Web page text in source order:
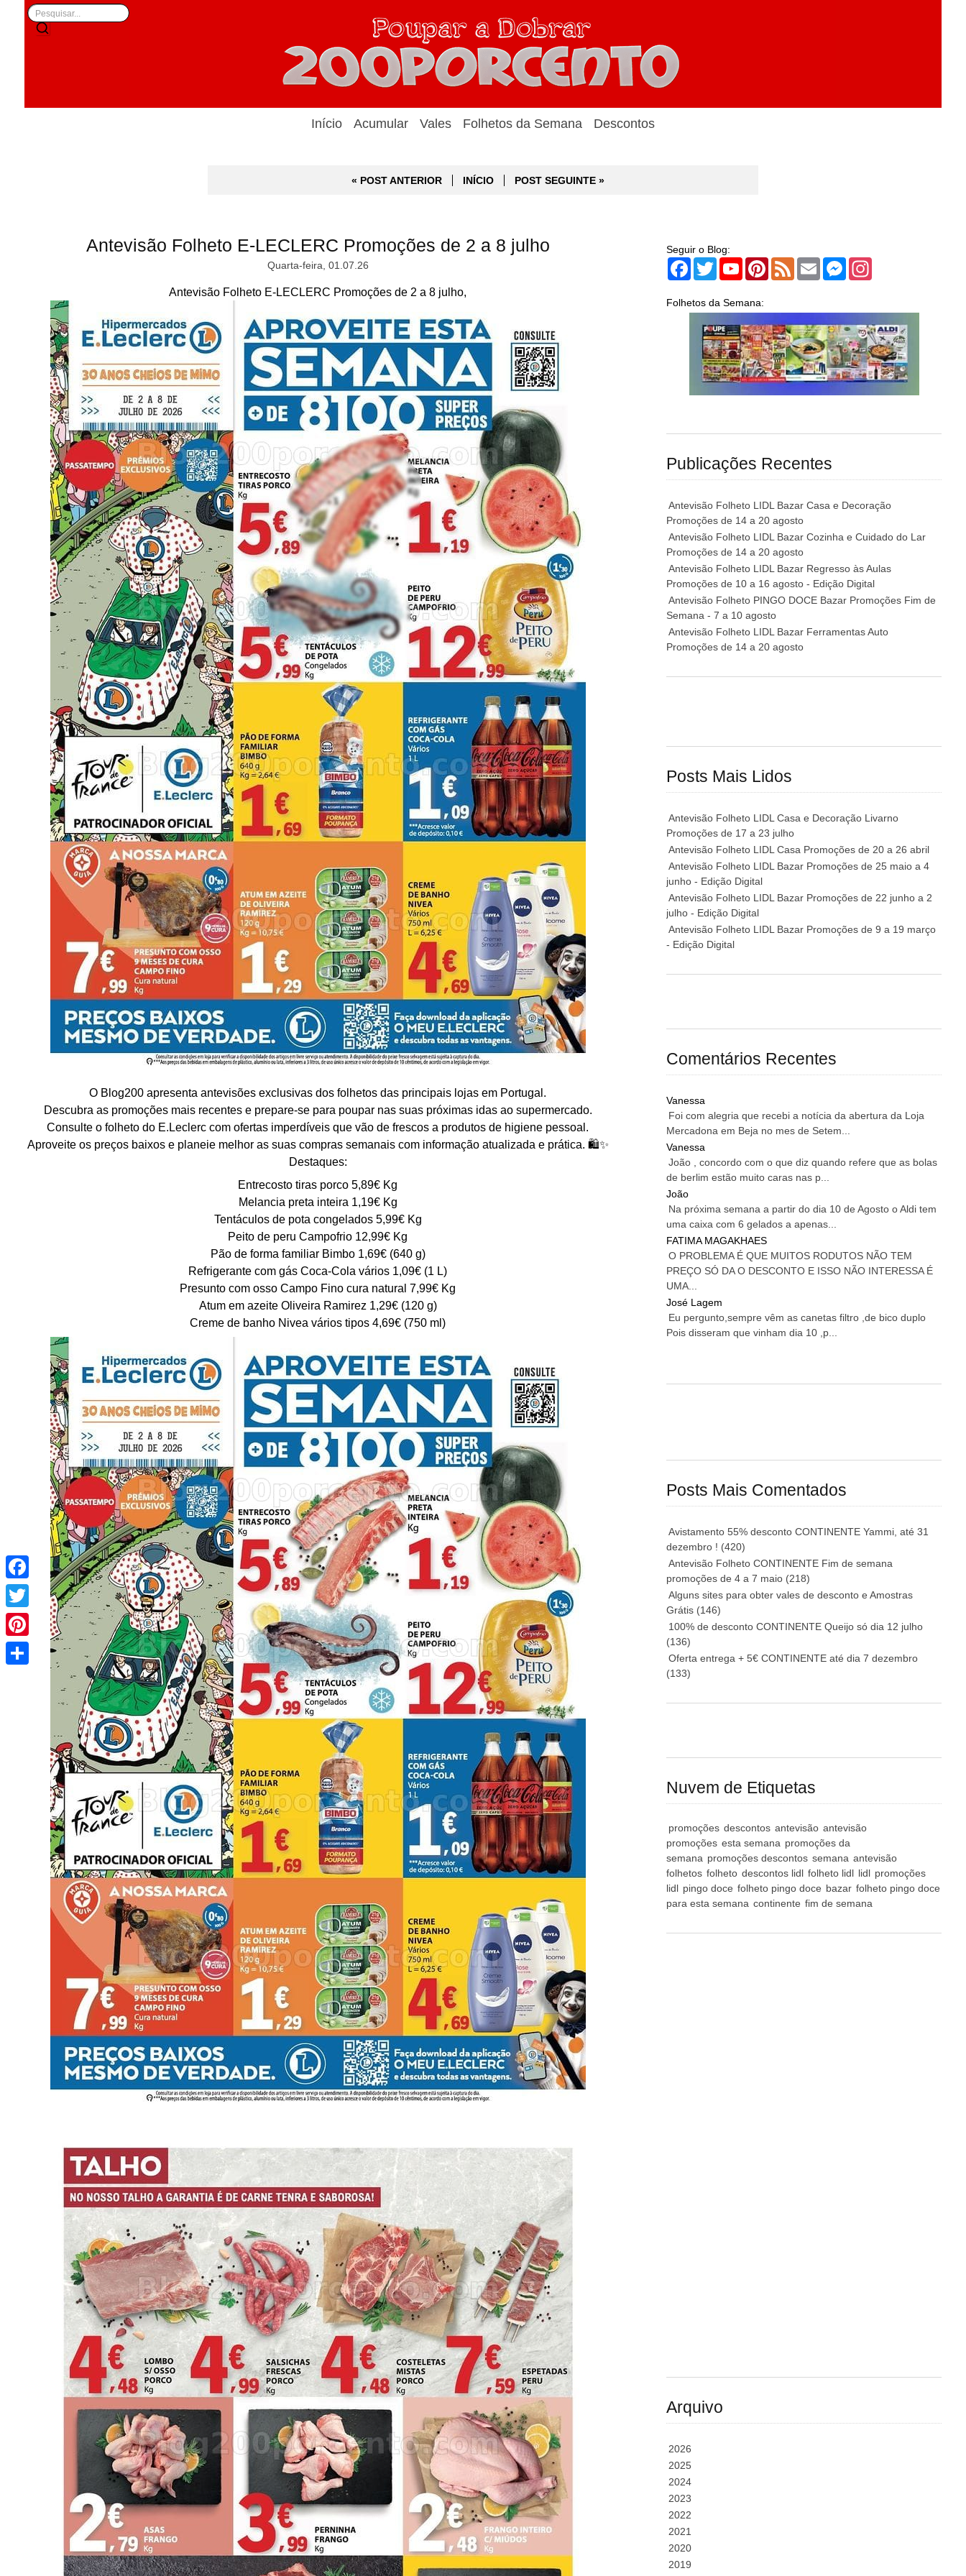
Início Acumular Vales Folhetos da Semana Descontos
« POST ANTERIOR INÍCIO POST SEGUINTE »
Antevisão Folheto E-LECLERC Promoções de 2 a 8 julho
Quarta-feira, 01.07.26
Antevisão Folheto E-LECLERC Promoções de 2 a 8 julho,
O Blog200 apresenta antevisões exclusivas dos folhetos das principais lojas em Portugal.
Descubra as promoções mais recentes e prepare-se para poupar nas suas próximas idas ao supermercado.
Consulte o folheto do E.Leclerc com ofertas imperdíveis que vão de frescos a produtos de higiene pessoal.
Aproveite os preços baixos e planeie melhor as suas compras semanais com informação atualizada e prática. 🛍️✨
Destaques:
Entrecosto tiras porco 5,89€ Kg
Melancia preta inteira 1,19€ Kg
Tentáculos de pota congelados 5,99€ Kg
Peito de peru Campofrio 12,99€ Kg
Pão de forma familiar Bimbo 1,69€ (640 g)
Refrigerante com gás Coca-Cola vários 1,09€ (1 L)
Presunto com osso Campo Fino cura natural 7,99€ Kg
Atum em azeite Oliveira Ramirez 1,29€ (120 g)
Creme de banho Nivea vários tipos 4,69€ (750 ml)
Seguir o Blog:
Facebook
TwitterYouTubePinterest
Feed Email Messenger
Folhetos da Semana:
Publicações Recentes
Antevisão Folheto LIDL Bazar Casa e Decoração
Promoções de 14 a 20 agosto
Antevisão Folheto LIDL Bazar Cozinha e Cuidado do Lar
Promoções de 14 a 20 agosto
Antevisão Folheto LIDL Bazar Regresso às Aulas
Promoções de 10 a 16 agosto - Edição Digital
Antevisão Folheto PINGO DOCE Bazar Promoções Fim de
Semana - 7 a 10 agosto
Antevisão Folheto LIDL Bazar Ferramentas Auto
Promoções de 14 a 20 agosto
Posts Mais Lidos
Antevisão Folheto LIDL Casa e Decoração Livarno
Promoções de 17 a 23 julho
Antevisão Folheto LIDL Casa Promoções de 20 a 26 abril
Antevisão Folheto LIDL Bazar Promoções de 25 maio a 4
junho - Edição Digital
Antevisão Folheto LIDL Bazar Promoções de 22 junho a 2
julho - Edição Digital
Antevisão Folheto LIDL Bazar Promoções de 9 a 19 março
- Edição Digital
Comentários Recentes
Vanessa
Foi com alegria que recebi a notícia da abertura da Loja
Mercadona em Beja no mes de Setem...
Vanessa
João , concordo com o que diz quando refere que as bolas
de berlim estão muito caras nas p...
João
Na próxima semana a partir do dia 10 de Agosto o Aldi tem
uma caixa com 6 gelados a apenas...
FATIMA MAGAKHAES
O PROBLEMA É QUE MUITOS RODUTOS NÃO TEM
PREÇO SÓ DA O DESCONTO E ISSO NÃO INTERESSA É
UMA...
José Lagem
Eu pergunto,sempre vêm as canetas filtro ,de bico duplo
Pois disseram que vinham dia 10 ,p...
Posts Mais Comentados
Avistamento 55% desconto CONTINENTE Yammi, até 31
dezembro ! (420)
Antevisão Folheto CONTINENTE Fim de semana
promoções de 4 a 7 maio (218)
Alguns sites para obter vales de desconto e Amostras
Grátis (146)
100% de desconto CONTINENTE Queijo só dia 12 julho
(136)
Oferta entrega + 5€ CONTINENTE até dia 7 dezembro
(133)
Nuvem de Etiquetas
promoções descontos antevisão antevisão
promoções esta semana promoções da
semana promoções descontos semana antevisão
folhetos folheto descontos lidl folheto lidl lidl promoções
lidl pingo doce folheto pingo doce bazar folheto pingo doce
para esta semana continente fim de semana
Arquivo
2026
2025
2024
2023
2022
2021
2020
2019
Facebook
Pinterest